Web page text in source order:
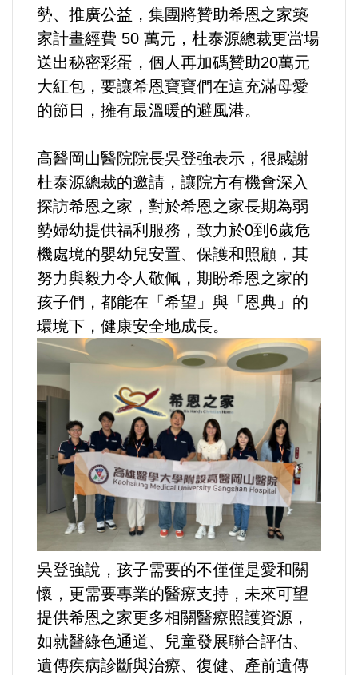
考試/監察
國安/國防/外交
自然/地理/景觀/地球
都市發展與都市建設
財務金融/稅制改革
選舉/民調
觀光旅遊
生物科技
出版（影音/圖書/雜誌）
發明/專利
文化資產/文物保護
好人好事/人物介紹
勢、推廣公益，集團將贊助希恩之家築
家計畫經費 50 萬元，杜泰源總裁更當場
送出秘密彩蛋，個人再加碼贊助20萬元
大紅包，要讓希恩寶寶們在這充滿母愛
的節日，擁有最溫暖的避風港。
高醫岡山醫院院長吳登強表示，很感謝
杜泰源總裁的邀請，讓院方有機會深入
探訪希恩之家，對於希恩之家長期為弱
勢婦幼提供福利服務，致力於0到6歲危
機處境的嬰幼兒安置、保護和照顧，其
努力與毅力令人敬佩，期盼希恩之家的
孩子們，都能在「希望」與「恩典」的
環境下，健康安全地成長。
吳登強說，孩子需要的不僅僅是愛和關
懷，更需要專業的醫療支持，未來可望
提供希恩之家更多相關醫療照護資源，
如就醫綠色通道、兒童發展聯合評估、
遺傳疾病診斷與治療、復健、產前遺傳